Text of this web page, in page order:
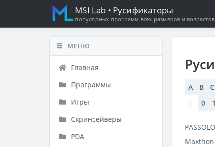
MSI Lab • Русификаторы
популярных программ всех размеров и возрастов
МЕНЮ
Главная
Программы
Игры
Скринсейверы
PDA
A B C
|
0 1
Maxthon